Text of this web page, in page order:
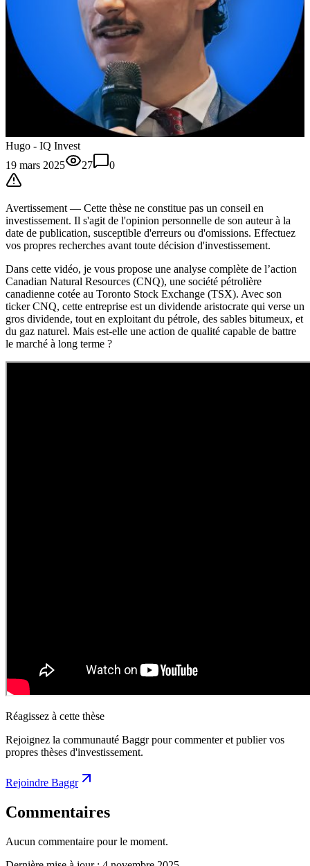
Hugo - IQ Invest
19 mars 2025
27 0
Avertissement — Cette thèse ne constitue pas un conseil en
investissement. Il s'agit de l'opinion personnelle de son auteur à la
date de publication, susceptible d'erreurs ou d'omissions. Effectuez
vos propres recherches avant toute décision d'investissement.
Dans cette vidéo, je vous propose une analyse complète de l’action
Canadian Natural Resources (CNQ), une société pétrolière
canadienne cotée au Toronto Stock Exchange (TSX). Avec son
ticker CNQ, cette entreprise est un dividende aristocrate qui verse un
gros dividende, tout en exploitant du pétrole, des sables bitumeux, et
du gaz naturel. Mais est-elle une action de qualité capable de battre
le marché à long terme ?
Réagissez à cette thèse
Rejoignez la communauté Baggr pour commenter et publier vos
propres thèses d'investissement.
Rejoindre Baggr
Commentaires
Aucun commentaire pour le moment.